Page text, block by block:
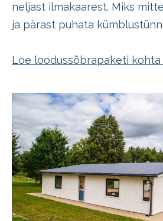
neljast ilmakaarest. Miks
ja pärast puhata
Loe loodussõbrapaketi kohta